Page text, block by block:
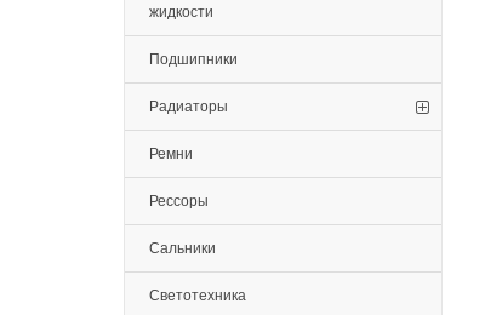
жидкости
Подшипники
Радиаторы
Ремни
Рессоры
Сальники
Светотехника